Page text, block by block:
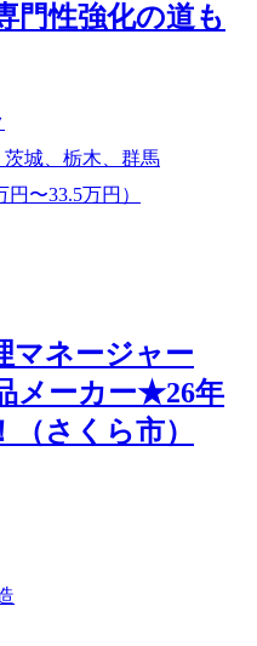
門性強化の道も
城、栃木、群馬
〜33.5万円）
マネージャー
メーカー★26年
さくら市）